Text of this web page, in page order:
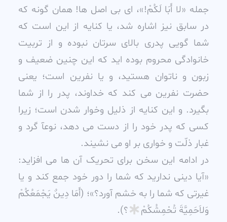
جمله «لا أَبَا لَکُمْ!»، اى بى اصل ها! همان گونه که
در سابق نيز اشاره شد، يا کنايه از اين است که
شما گويى پدرى بالاى سرتان نبوده و از تربيت
خانوادگى محروم بوده ايد که اين چنين ضعيف و
زبون و ناتوان هستيد، و يا نفرين است؛ يعنى
حضرت نفرين مى کند که خداوند، پدر را از شما
بگيرد. و اين کنايه از ذليل وخوار شدن است؛ زيرا
کسى که پدر خود را از دست مى دهد، نوعآ گرد و
غبار ذلّت و خوارى بر او مى نشيند.
در ادامه اين سخن براى تحريک آن ها مى افزايد:
«آيا دينى نداريد که شما را دور خود جمع کند و يا
غيرتى که شما را به خشم آورد؟»؛ (أَمَا دِينٌ يَجْمَعُکُمْ
وَلاَحَمِيَّةَ تُحْمِشُکُمْ
؟).